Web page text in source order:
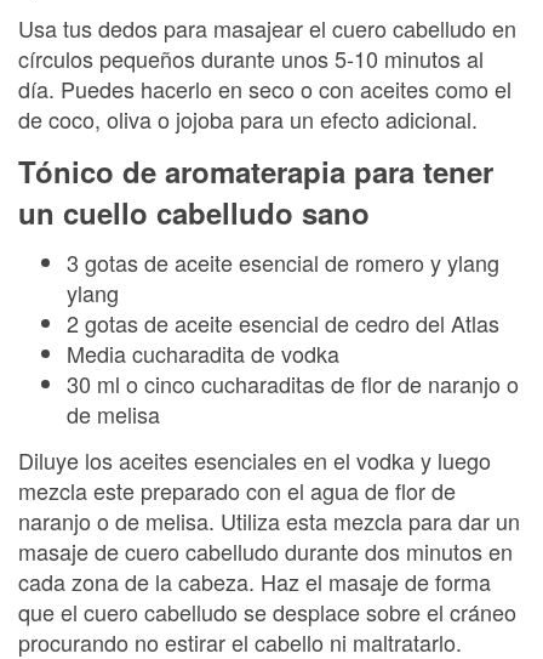
Usa tus dedos para masajear el cuero cabelludo en
círculos pequeños durante unos 5-10 minutos al
día. Puedes hacerlo en seco o con aceites como el
de coco, oliva o jojoba para un efecto adicional.
Tónico de aromaterapia para tener
un cuello cabelludo sano
3 gotas de aceite esencial de romero y ylang
ylang
2 gotas de aceite esencial de cedro del Atlas
Media cucharadita de vodka
30 ml o cinco cucharaditas de flor de naranjo o
de melisa
Diluye los aceites esenciales en el vodka y luego
mezcla este preparado con el agua de flor de
naranjo o de melisa. Utiliza esta mezcla para dar un
masaje de cuero cabelludo durante dos minutos en
cada zona de la cabeza. Haz el masaje de forma
que el cuero cabelludo se desplace sobre el cráneo
procurando no estirar el cabello ni maltratarlo.